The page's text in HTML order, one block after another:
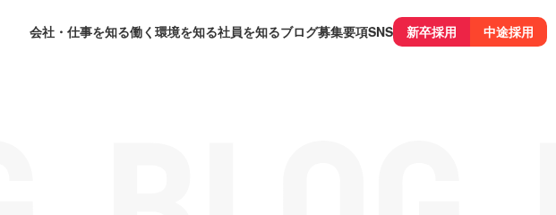
会社・仕事を知る働く環境を知る社員を知るブログ募集要項SNS 新卒採用 中途採用